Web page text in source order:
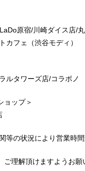
原宿/川崎ダイス店/
カフェ（渋谷モディ）
ルタワーズ店/コラボノ
ョップ＞
等の状況により営業時
理解頂けますようお願